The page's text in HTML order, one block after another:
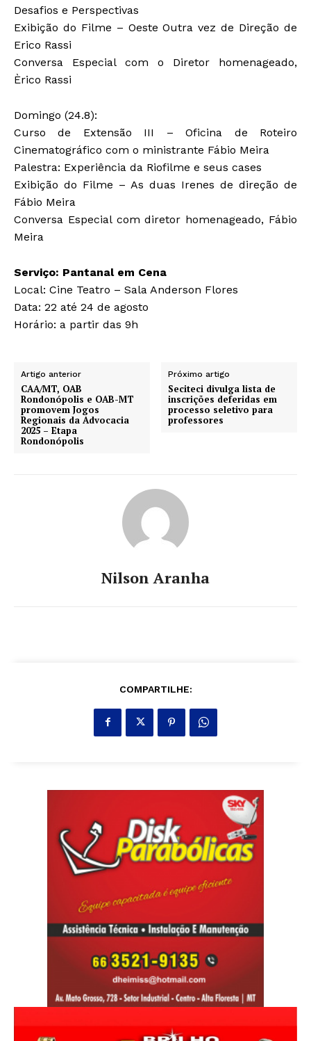
Desafios e Perspectivas
Exibição do Filme – Oeste Outra vez de Direção de
Erico Rassi
Conversa Especial com o Diretor homenageado,
Èrico Rassi
Domingo (24.8):
Curso de Extensão III – Oficina de Roteiro
Cinematográfico com o ministrante Fábio Meira
Palestra: Experiência da Riofilme e seus cases
Exibição do Filme – As duas Irenes de direção de
Fábio Meira
Conversa Especial com diretor homenageado, Fábio
Meira
Serviço: Pantanal em Cena
Local: Cine Teatro – Sala Anderson Flores
Data: 22 até 24 de agosto
Horário: a partir das 9h
Artigo anterior
CAA/MT, OAB
Rondonópolis e OAB-MT
promovem Jogos
Regionais da Advocacia
2025 – Etapa
Rondonópolis
Próximo artigo
Seciteci divulga lista de
inscrições deferidas em
processo seletivo para
professores
Nilson Aranha
COMPARTILHE: